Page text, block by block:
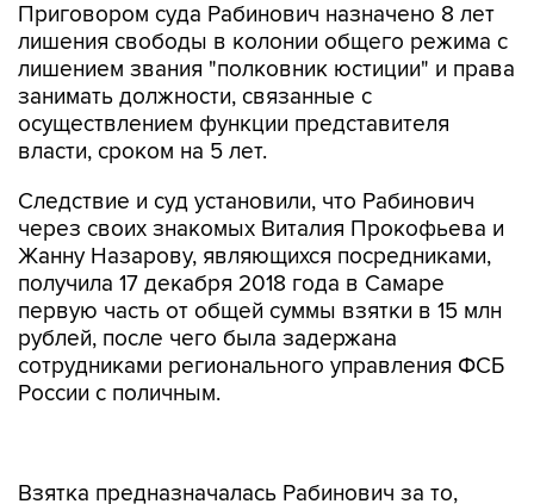
Приговором суда Рабинович назначено 8 лет
лишения свободы в колонии общего режима с
лишением звания "полковник юстиции" и права
занимать должности, связанные с
осуществлением функции представителя
власти, сроком на 5 лет.
Следствие и суд установили, что Рабинович
через своих знакомых Виталия Прокофьева и
Жанну Назарову, являющихся посредниками,
получила 17 декабря 2018 года в Самаре
первую часть от общей суммы взятки в 15 млн
рублей, после чего была задержана
сотрудниками регионального управления ФСБ
России с поличным.